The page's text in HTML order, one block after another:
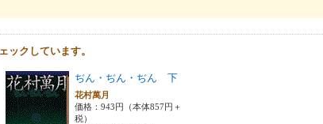
ックしています。
ぢん・ぢん・ぢん 下
花村萬月
価格：943円（本体857円＋
税）